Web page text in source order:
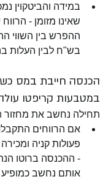
במידה והביטקוין
שאינו מזומן - הרווח
ההפרש בין השווי
בש"ח לבין העלות
הכנסה חייבת במס
במטבעות קריפטו
תחילה נחשב את מחזור
אם הרווחים
פעולות קניה
- ההכנסה ברוטו
אותם נחשב